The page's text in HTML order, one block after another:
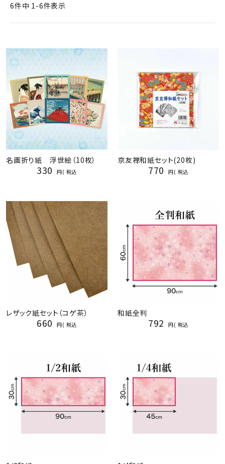
6件中 1-6件表示
名画折り紙 浮世絵（10枚）
330 税込
京友禅和紙セット(20枚)
770 税込
レザック紙セット（コゲ茶）
660 税込
和紙全判
792 税込